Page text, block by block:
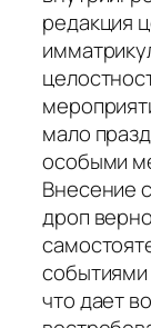
редакция
мало
особыми
Внесение
дроп
событиями
что дает